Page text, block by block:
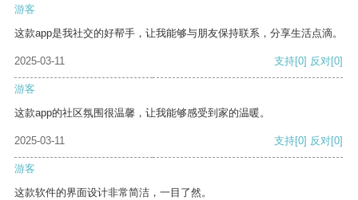
游客
这款app是我社交的好帮手，让我能够与朋友保持联系，分享生活点滴。
2025-03-11 支持[0] 反对[0]
游客
这款app的社区氛围很温馨，让我能够感受到家的温暖。
2025-03-11 支持[0] 反对[0]
游客
这款软件的界面设计非常简洁，一目了然。